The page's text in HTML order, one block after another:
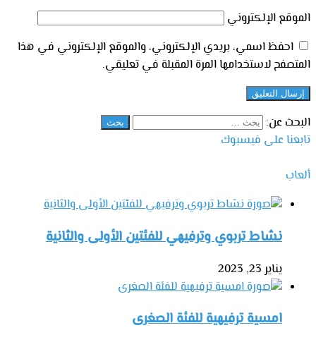
الموقع الإلكتروني
احفظ اسمي، بريدي الإلكتروني، والموقع الإلكتروني في هذا
المتصفح لاستخدامها المرة المقبلة في تعليقي.
البحث عن:
تابعنا على فيسبوك
ألعاب
نشاط تربوي وترفيهي للفئتين الأولى والثانية
يناير 23, 2023
امسية ترفيهية للفئة الصغرى